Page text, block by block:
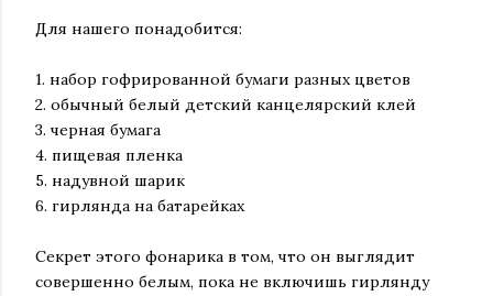
Для нашего понадобится:
1. набор гофрированной бумаги разных цветов
2. обычный белый детский канцелярский клей
3. черная бумага
4. пищевая пленка
5. надувной шарик
6. гирлянда на батарейках
Секрет этого фонарика в том, что он выглядит
совершенно белым, пока не включишь гирлянду